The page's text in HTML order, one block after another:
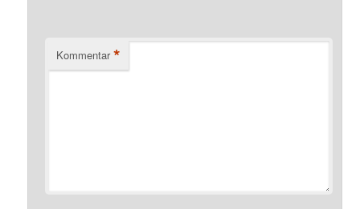
Kommentar *